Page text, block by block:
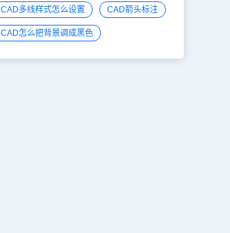
CAD多线样式怎么设置 CAD箭头标注
CAD怎么把背景调成黑色